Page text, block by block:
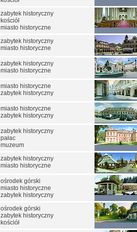
zabytek historyczny
kościół
miasto historyczne
zabytek historyczny
miasto historyczne
zabytek historyczny
miasto historyczne
miasto historyczne
zabytek historyczny
miasto historyczne
zabytek historyczny
zabytek historyczny
pałac
muzeum
zabytek historyczny
miasto historyczne
ośrodek górski
miasto historyczne
zabytek historyczny
ośrodek górski
zabytek historyczny
kościół